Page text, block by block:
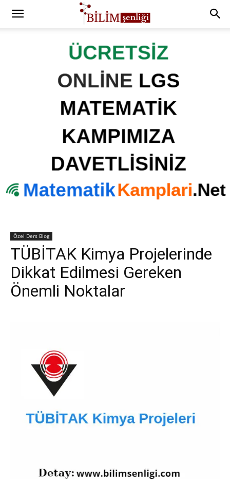
Özel Ders Blog
TÜBİTAK Kimya Projelerinde
Dikkat Edilmesi Gereken
Önemli Noktalar